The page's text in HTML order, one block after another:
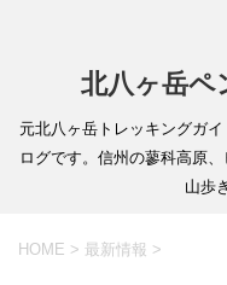
北八ヶ岳ペ
元北八ヶ岳トレッキングガ
ログです。信州の蓼科高原
山歩
HOME > 最新情報 >